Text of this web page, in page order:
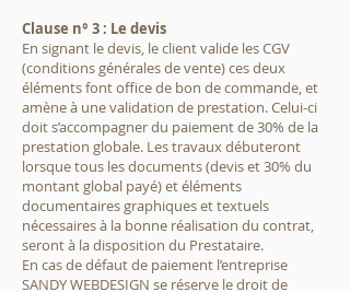
Clause n° 3 : Le devis
En signant le devis, le client valide les CGV
(conditions générales de vente) ces deux
éléments font office de bon de commande, et
amène à une validation de prestation. Celui-ci
doit s’accompagner du paiement de 30% de la
prestation globale. Les travaux débuteront
lorsque tous les documents (devis et 30% du
montant global payé) et éléments
documentaires graphiques et textuels
nécessaires à la bonne réalisation du contrat,
seront à la disposition du Prestataire.
En cas de défaut de paiement l’entreprise
SANDY WEBDESIGN se réserve le droit de